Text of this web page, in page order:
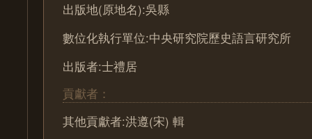
出版地(原地名):吳縣
數位化執行單位:中央研究院歷史語言研究所
出版者:士禮居
貢獻者：
其他貢獻者:洪遵(宋) 輯